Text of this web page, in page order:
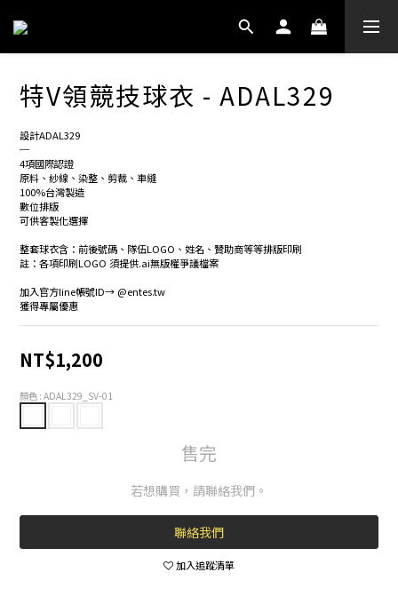
特V領競技球衣 - ADAL329
設計ADAL329
─
4項國際認證
原料、紗線、染整、剪裁、車縫
100%台灣製造
數位排版
可供客製化選擇
整套球衣含：前後號碼、隊伍LOGO、姓名、贊助商等等排版印刷
註：各項印刷LOGO 須提供.ai無版權爭議檔案
加入官方line帳號ID→ @entes.tw
獲得專屬優惠
NT$1,200
顏色 : ADAL329_SV-01
售完
若想購買，請聯絡我們。
聯絡我們
加入追蹤清單